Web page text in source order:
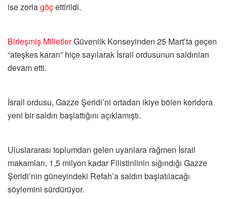
ise zorlagöçettirildi.
Birleşmiş MilletlerGüvenlik Konseyinden 25 Mart’ta geçen
“ateşkes kararı” hiçe sayılarak İsrail ordusunun saldırıları
devam etti.
İsrail ordusu, Gazze Şeridi’ni ortadan ikiye bölen koridora
yeni bir saldırı başlattığını açıklamıştı.
Uluslararası toplumdan gelen uyarılara rağmen İsrail
makamları, 1,5 milyon kadar Filistinlinin sığındığı Gazze
Şeridi’nin güneyindeki Refah’a saldırı başlatılacağı
söylemini sürdürüyor.